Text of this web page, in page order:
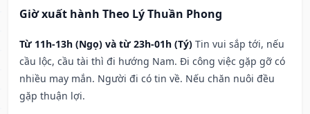
Giờ xuất hành Theo Lý Thuần Phong
Từ 11h-13h (Ngọ) và từ 23h-01h (Tý) Tin vui sắp tới, nếu
cầu lộc, cầu tài thì đi hướng Nam. Đi công việc gặp gỡ có
nhiều may mắn. Người đi có tin về. Nếu chăn nuôi đều
gặp thuận lợi.